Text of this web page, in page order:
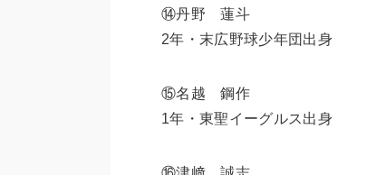
⑭丹野 蓮斗
2年・末広野球少年団出身
⑮名越 鋼作
1年・東聖イーグルス出身